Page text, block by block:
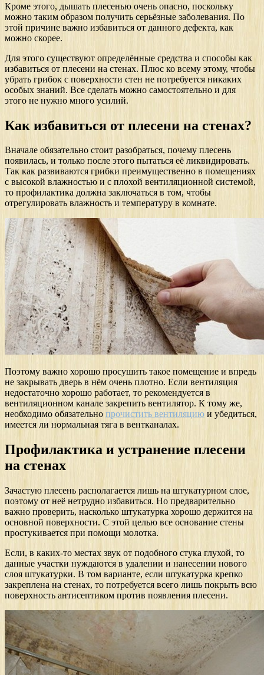
Кроме этого, дышать плесенью очень опасно, поскольку
можно таким образом получить серьёзные заболевания. По
этой причине важно избавиться от данного дефекта, как
можно скорее.
Для этого существуют определённые средства и способы как
избавиться от плесени на стенах. Плюс ко всему этому, чтобы
убрать грибок с поверхности стен не потребуется никаких
особых знаний. Все сделать можно самостоятельно и для
этого не нужно много усилий.
Как избавиться от плесени на стенах?
Вначале обязательно стоит разобраться, почему плесень
появилась, и только после этого пытаться её ликвидировать.
Так как развиваются грибки преимущественно в помещениях
с высокой влажностью и с плохой вентиляционной системой,
то профилактика должна заключаться в том, чтобы
отрегулировать влажность и температуру в комнате.
Поэтому важно хорошо просушить такое помещение и впредь
не закрывать дверь в нём очень плотно. Если вентиляция
недостаточно хорошо работает, то рекомендуется в
вентиляционном канале закрепить вентилятор. К тому же,
необходимо обязательно прочистить вентиляцию и убедиться,
имеется ли нормальная тяга в вентканалах.
Профилактика и устранение плесени
на стенах
Зачастую плесень располагается лишь на штукатурном слое,
поэтому от неё нетрудно избавиться. Но предварительно
важно проверить, насколько штукатурка хорошо держится на
основной поверхности. С этой целью все основание стены
простукивается при помощи молотка.
Если, в каких-то местах звук от подобного стука глухой, то
данные участки нуждаются в удалении и нанесении нового
слоя штукатурки. В том варианте, если штукатурка крепко
закреплена на стенах, то потребуется всего лишь покрыть всю
поверхность антисептиком против появления плесени.